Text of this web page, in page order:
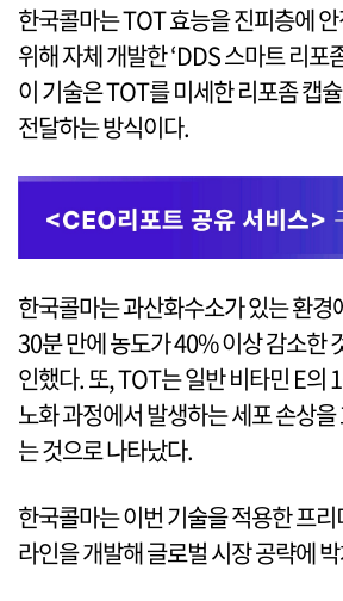
한국콜마는 TOT 효능을 진피층에
위해 자체 개발한 ‘DDS 스마트 리포
이 기술은 TOT를 미세한 리포좀 캡
전달하는 방식이다.
한국콜마는 과산화수소가 있는 환
30분 만에 농도가 40% 이상 감소한
인했다. 또, TOT는 일반 비타민 E의
노화 과정에서 발생하는 세포 손상
는 것으로 나타났다.
한국콜마는 이번 기술을 적용한 프
라인을 개발해 글로벌 시장 공략에